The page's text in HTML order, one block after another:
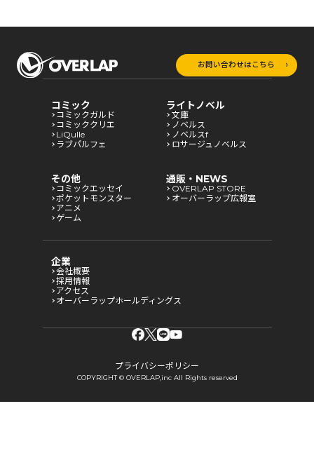
お問い合わせはこちら
コミック
コミックガルド
コミッククリエ
LiQulle
ラブパルフェ
ライトノベル
文庫
ノベルス
ノベルスf
ロサージュノベルス
その他
コミックエッセイ
ポケットモンスター
アニメ
ゲーム
通販・NEWS
OVERLAP STORE
オーバーラップ広報室
企業
会社概要
採用情報
アクセス
オーバーラップホールディングス
プライバシーポリシー
COPYRIGHT © OVERLAP,inc All Rights reserved